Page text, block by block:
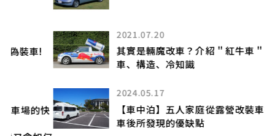
2021.07.20
其實是輛魔改車？介紹＂紅牛車＂的原型
車、構造、冷知識
2024.05.17
【車中泊】五人家庭從露營改裝車換乘露營
車後所發現的優缺點